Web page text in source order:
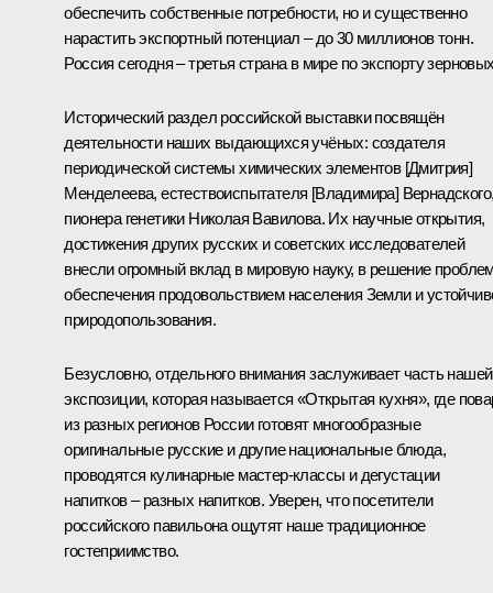
обеспечить собственные потребности, но и существенно
нарастить экспортный потенциал – до 30 миллионов тонн.
Россия сегодня – третья страна в мире по экспорту
Исторический раздел российской выставки посвящён
деятельности наших выдающихся учёных: создателя
периодической системы химических элементов [Дмитрия]
Менделеева, естествоиспытателя [Владимира]
пионера генетики Николая Вавилова. Их научные открытия,
достижения других русских и советских исследователей
внесли огромный вклад в мировую науку, в решение
обеспечения продовольствием населения Земли и
природопользования.
Безусловно, отдельного внимания заслуживает часть нашей
экспозиции, которая называется «Открытая кухня», где
из разных регионов России готовят многообразные
оригинальные русские и другие национальные блюда,
проводятся кулинарные мастер-классы и дегустации
напитков – разных напитков. Уверен, что посетители
российского павильона ощутят наше традиционное
гостеприимство.